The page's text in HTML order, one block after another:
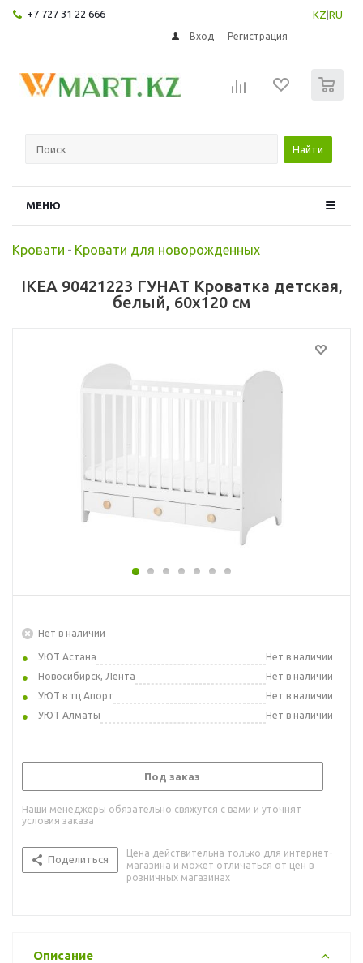
+7 727 31 22 666 KZ RU
Вход Регистрация
Найти
МЕНЮ
Кровати - Кровати для новорожденных
IKEA 90421223 ГУНАТ Кроватка детская,
белый, 60x120 см
Нет в наличии
УЮТ Астана
Нет в наличии
Новосибирск, Лента
Нет в наличии
УЮТ в тц Апорт
Нет в наличии
УЮТ Алматы
Нет в наличии
Под заказ
Наши менеджеры обязательно свяжутся с вами и уточнят
условия заказа
Поделиться
Цена действительна только для интернет-
магазина и может отличаться от цен в
розничных магазинах
Описание